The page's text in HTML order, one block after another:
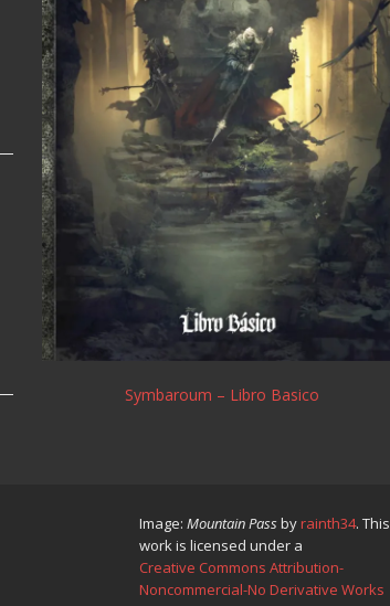
Symbaroum – Libro Basico
Image: Mountain Passbyrainth34. This
work is licensed under a
Creative Commons Attribution-
Noncommercial-No Derivative Works